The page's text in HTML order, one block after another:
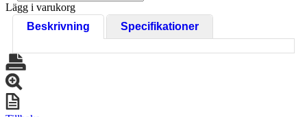
Lägg i varukorg
Beskrivning
Specifikationer